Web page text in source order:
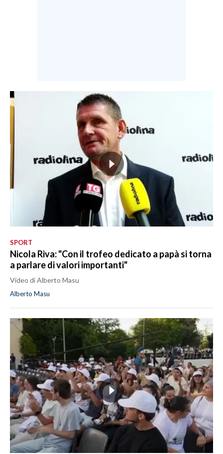
SPORT
Nicola Riva: "Con il trofeo dedicato a papà si torna
a parlare di valori importanti"
Video di Alberto Masu
Alberto Masu